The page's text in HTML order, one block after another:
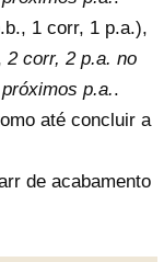
1 corr, 1 p.a.),
2 corr, 2 p.a. no
p.a..
até concluir a
de acabamento